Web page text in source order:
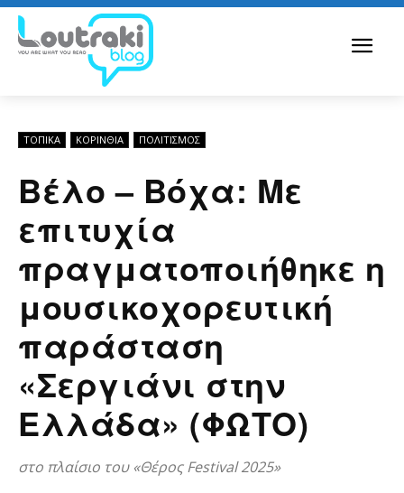
ΤΟΠΙΚΑ ΚΟΡΙΝΘΊΑ ΠΟΛΙΤΙΣΜΟΣ
Βέλο – Βόχα: Με
επιτυχία
πραγματοποιήθηκε η
μουσικοχορευτική
παράσταση
«Σεργιάνι στην
Ελλάδα» (ΦΩΤΟ)
στο πλαίσιο του «Θέρος Festival 2025»